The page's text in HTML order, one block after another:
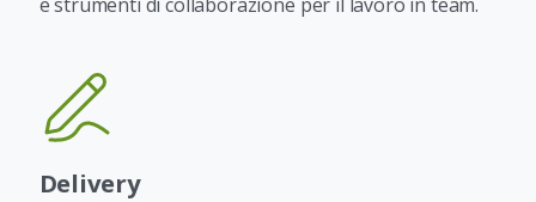
Delivery